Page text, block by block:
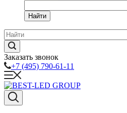
Найти
Заказать звонок
+7 (495) 790-61-11